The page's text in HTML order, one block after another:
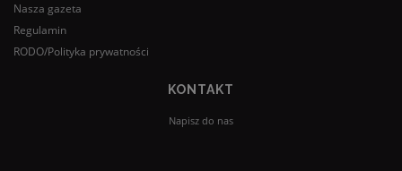
Nasza gazeta
Regulamin
RODO/Polityka prywatności
KONTAKT
Napisz do nas